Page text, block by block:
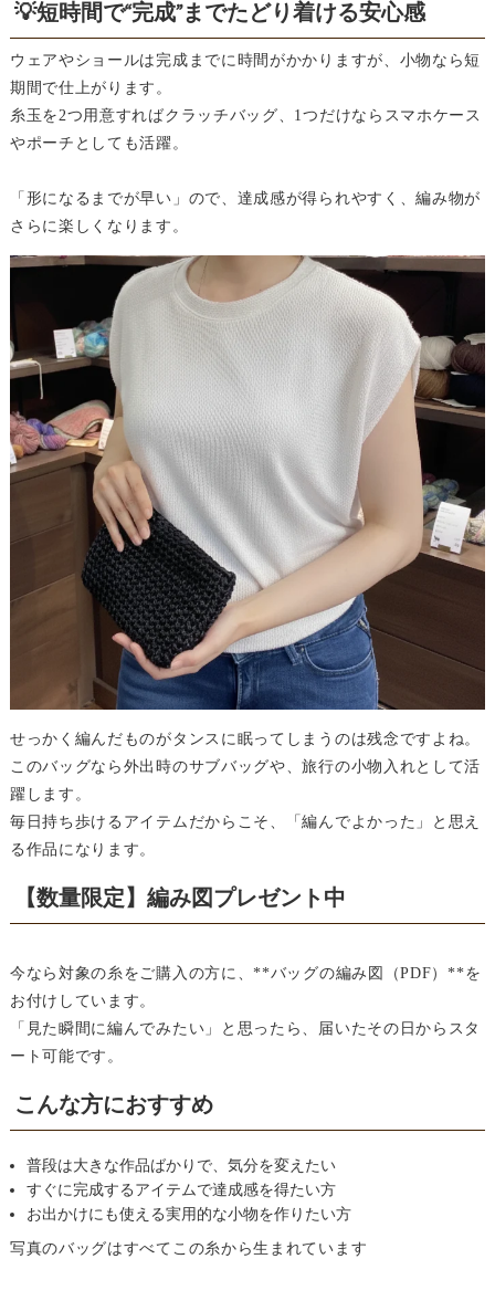
💡短時間で“完成”までたどり着ける安心感
ウェアやショールは完成までに時間がかかりますが、小物なら短
期間で仕上がります。
糸玉を2つ用意すればクラッチバッグ、1つだけならスマホケース
やポーチとしても活躍。
「形になるまでが早い」ので、達成感が得られやすく、編み物が
さらに楽しくなります。
せっかく編んだものがタンスに眠ってしまうのは残念ですよね。
このバッグなら外出時のサブバッグや、旅行の小物入れとして活
躍します。
毎日持ち歩けるアイテムだからこそ、「編んでよかった」と思え
る作品になります。
【数量限定】編み図プレゼント中
今なら対象の糸をご購入の方に、**バッグの編み図（PDF）**を
お付けしています。
「見た瞬間に編んでみたい」と思ったら、届いたその日からスタ
ート可能です。
こんな方におすすめ
普段は大きな作品ばかりで、気分を変えたい
すぐに完成するアイテムで達成感を得たい方
お出かけにも使える実用的な小物を作りたい方
写真のバッグはすべてこの糸から生まれています